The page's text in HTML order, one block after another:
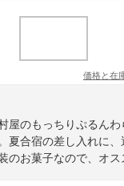
価格と在
屋のもっちりぷるん
夏合宿の差し入れに
のお菓子なので、オス